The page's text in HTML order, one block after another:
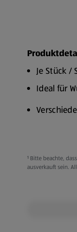
Je Stück /
Ideal für
ca. 15 /
¹ Bitte beachte,
ausverkauft sein.